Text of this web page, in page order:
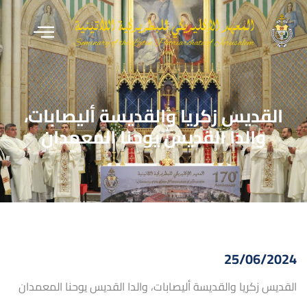
القديس زكريا والقديسة أليصابات،
والدا القديس يوحنا المعمدان
25/06/2024
القديس زكريا والقديسة أليصابات، والدا القديس يوحنا المعمدان